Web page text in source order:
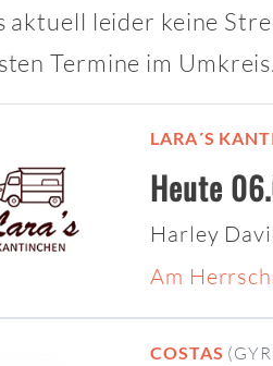
aktuell leider keine
Termine im
LARA´S
Heute
Harley
Am
COSTAS